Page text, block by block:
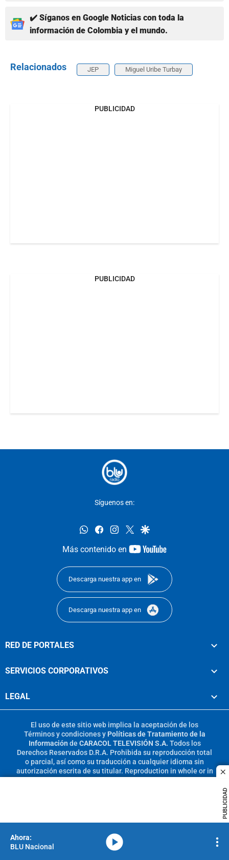
PUBLICIDAD
✔️ Síganos en Google Noticias con toda la
información de Colombia y el mundo.
Relacionados JEP Miguel Uribe Turbay
PUBLICIDAD
PUBLICIDAD
Síguenos en:
whatsappfacebookinstagram
twittergoogle
Más contenido en
youtube-
Descarga nuestra app en
Descarga nuestra app en
RED DE PORTALES
SERVICIOS CORPORATIVOS
LEGAL
El uso de este sitio web implica la aceptación de los
Términos y condicionesy Políticas de Tratamiento de la
Información de CARACOL TELEVISIÓN S.A. Todos los
Derechos Reservados D.R.A. Prohibida su reproducción total
o parcial, así como su traducción a cualquier idioma sin
autorización escrita de su titular. Reproduction in whole or in
BLU Nacional